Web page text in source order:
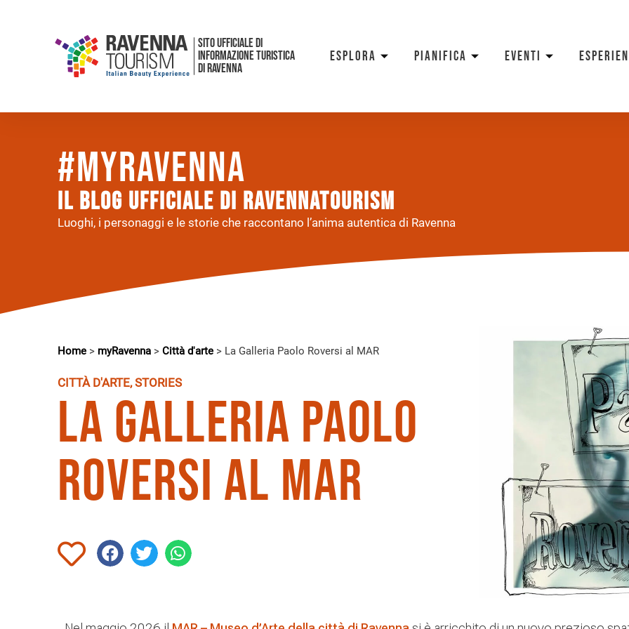
SITO UFFICIALE DI
INFORMAZIONE TURISTICA
DI RAVENNA
ESPLORA PIANIFICA EVENTI
#myRavenna
Il BLOG UFFICIALE DI RAVENNATOURISM
Luoghi, i personaggi e le storie che raccontano l’anima autentica di Ravenna
Home > myRavenna > Città d'arte > La Galleria Paolo Roversi al MAR
CITTÀ D'ARTE,STORIES
La Galleria Paolo
Roversi al MAR